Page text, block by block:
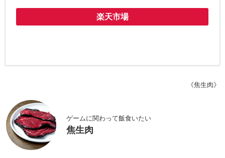
楽天市場
《焦生肉》
ゲームに関わって飯食いたい
焦生肉